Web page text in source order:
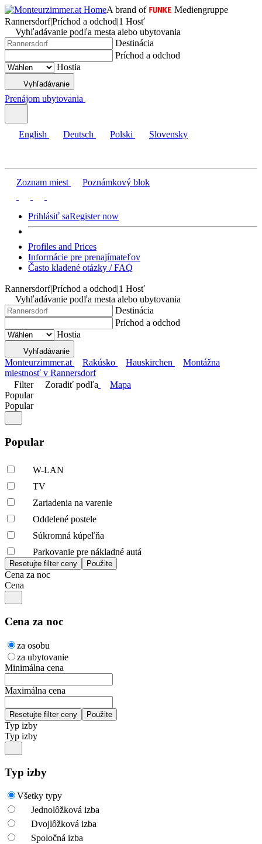
A brand of
Mediengruppe
Rannersdorf|Príchod a odchod|1 Hosť
Vyhľadávanie podľa mesta alebo ubytovania
Destinácia
Príchod a odchod
Hostia
Vyhľadávanie
Prenájom ubytovania
English Deutsch Polski Slovensky
Zoznam miest Poznámkový blok
Prihlásiť saRegister now
Profiles and Prices
Informácie pre prenajímateľov
Často kladené otázky / FAQ
Rannersdorf|Príchod a odchod|1 Hosť
Vyhľadávanie podľa mesta alebo ubytovania
Destinácia
Príchod a odchod
Hostia
Vyhľadávanie
Monteurzimmer.at Rakúsko Hauskirchen
Montážna
miestnosť v Rannersdorf
Filter
Zoradiť podľa
Mapa
Popular
Popular
Popular
W-LAN
TV
Zariadenia na varenie
Oddelené postele
Súkromná kúpeľňa
Parkovanie pre nákladné autá
Cena za noc
Cena
Cena za noc
za osobu
za ubytovanie
Minimálna cena
Maximálna cena
Typ izby
Typ izby
Typ izby
Všetky typy
Jednolôžková izba
Dvojlôžková izba
Spoločná izba